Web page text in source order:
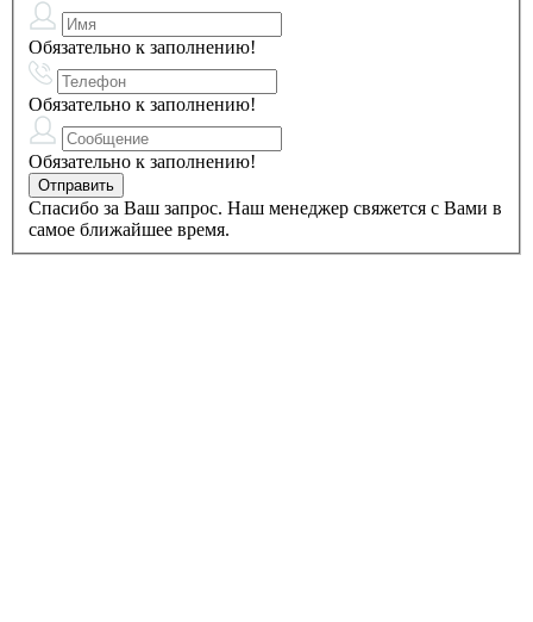
Обязательно к заполнению!
Обязательно к заполнению!
Обязательно к заполнению!
Спасибо за Ваш запрос. Наш менеджер свяжется с Вами в
самое ближайшее время.